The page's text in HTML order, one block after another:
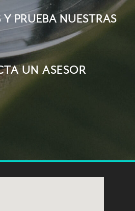
PRUEBA NUESTRAS
UN ASESOR